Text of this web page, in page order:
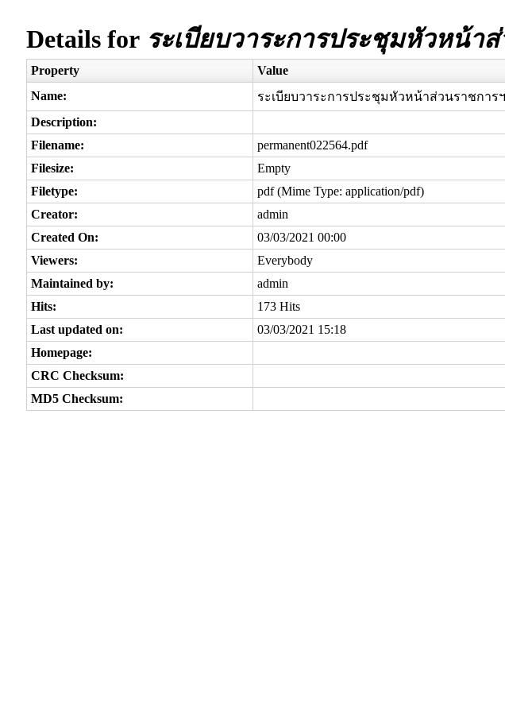
Details for ระเบียบวาระการประชุมหัวหน้า
Property
Value
Name:
ระเบียบวาระการประชุมหัวหน้าส่วนราชการ
Description:
Filename:
permanent022564.pdf
Filesize:
Empty
Filetype:
pdf (Mime Type: application/pdf)
Creator:
admin
Created On:
03/03/2021 00:00
Viewers:
Everybody
Maintained by:
admin
Hits:
173 Hits
Last updated on:
03/03/2021 15:18
Homepage:
CRC Checksum:
MD5 Checksum: